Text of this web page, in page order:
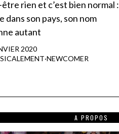
rien et c’est bien normal :
dans son pays, son nom
autant
2020
·NEWCOMER
A PROPOS